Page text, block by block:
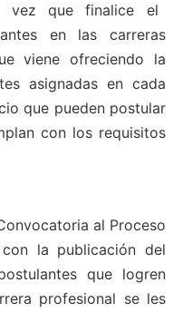
vez que finalice el
en las carreras
viene ofreciendo la
asignadas en cada
que pueden postular
con los requisitos
al Proceso
la publicación del
que logren
profesional se les